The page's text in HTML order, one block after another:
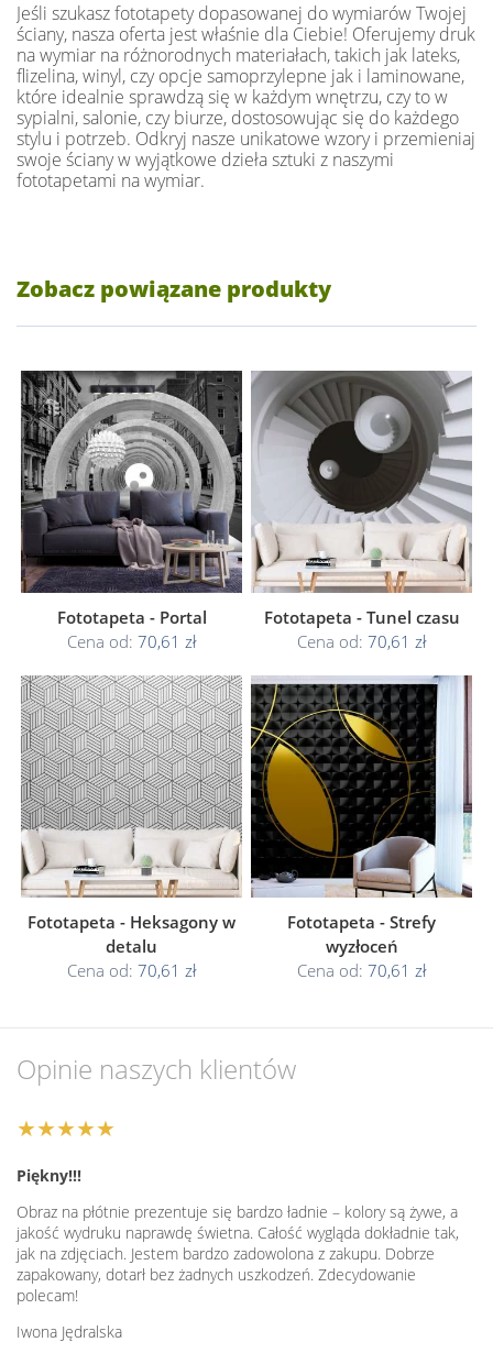
Jeśli szukasz fototapety dopasowanej do wymiarów Twojej
ściany, nasza oferta jest właśnie dla Ciebie! Oferujemy druk
na wymiar na różnorodnych materiałach, takich jak lateks,
flizelina, winyl, czy opcje samoprzylepne jak i laminowane,
które idealnie sprawdzą się w każdym wnętrzu, czy to w
sypialni, salonie, czy biurze, dostosowując się do każdego
stylu i potrzeb. Odkryj nasze unikatowe wzory i przemieniaj
swoje ściany w wyjątkowe dzieła sztuki z naszymi
fototapetami na wymiar.
Zobacz powiązane produkty
Fototapeta - Portal
Cena od: 70,61 zł
Fototapeta - Tunel czasu
Cena od: 70,61 zł
Fototapeta - Heksagony w
detalu
Cena od: 70,61 zł
Fototapeta - Strefy
wyzłoceń
Cena od: 70,61 zł
Opinie naszych klientów
★★★★★
Piękny!!!
Obraz na płótnie prezentuje się bardzo ładnie – kolory są żywe, a
jakość wydruku naprawdę świetna. Całość wygląda dokładnie tak,
jak na zdjęciach. Jestem bardzo zadowolona z zakupu. Dobrze
zapakowany, dotarł bez żadnych uszkodzeń. Zdecydowanie
polecam!
Iwona Jędralska